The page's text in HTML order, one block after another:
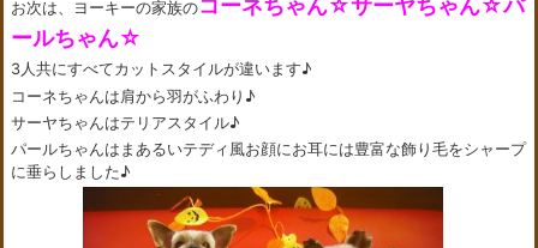
お次は、ヨーキーの家族のコーネちゃん☆サーヤちゃん☆パ
ールちゃん☆
3人共にすべてカットスタイルが違います♪
コーネちゃんは肩から羽がふわり♪
サーヤちゃんはテリアスタイル♪
パールちゃんはまあるいテディ風お顔にお耳には豊富な飾り毛をシャープ
に垂らしました♪